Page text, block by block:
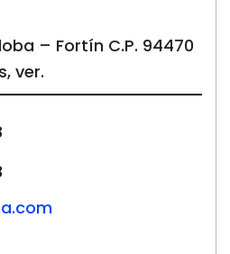
– Fortín C.P. 94470
ver.